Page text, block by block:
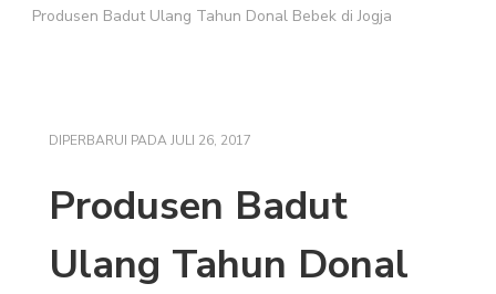
Produsen Badut Ulang Tahun Donal Bebek di Jogja
DIPERBARUI PADAJULI 26, 2017
Produsen Badut
Ulang Tahun Donal